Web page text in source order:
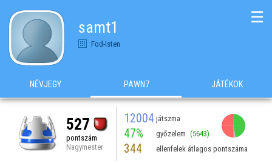
samt1
Fod-Isten
☰
NÉVJEGY PAWN7 JÁTÉKOK
527
pontszám
Nagymester
12004 játszma
47% győzelem (5643)
344 ellenfelek átlagos pontszáma